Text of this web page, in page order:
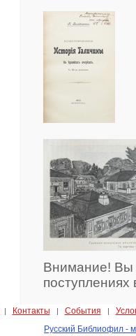
Внимание! Вы
| Контакты | События |
Русский Библиофил -